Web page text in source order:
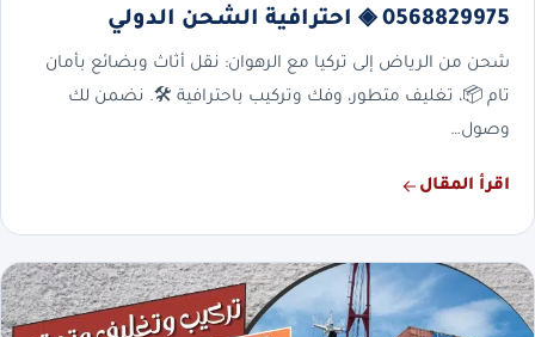
0568829975 ◈ احترافية الشحن الدولي
شحن من الرياض إلى تركيا مع الرهوان: نقل أثاث وبضائع بأمان
تام 📦، تغليف متطور، وفك وتركيب باحترافية 🛠️. نضمن لك
وصول…
اقرأ المقال